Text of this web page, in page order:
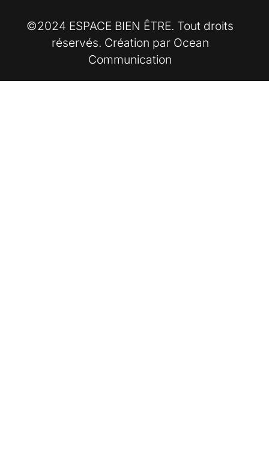
©2024 ESPACE BIEN ÊTRE. Tout droits
réservés. Création par Ocean
Communication